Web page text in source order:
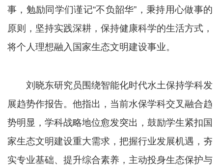
事，勉励同学们谨记“不负韶华” ，秉持用心做事的
原则，坚持实践深耕，保持健康科学的生活方式，
将个人理想融入国家生态文明建设事业。
刘晓东研究员围绕智能化时代水土保持学科发
展趋势作报告。 他指出， 当前水保学科交叉融合趋
势明显， 学科战略地位愈发突出，鼓励学生紧扣国
家生态文明建设重大需求，把握行业发展机遇，夯
实专业基础、提升综合素养，主动投身生态保护与